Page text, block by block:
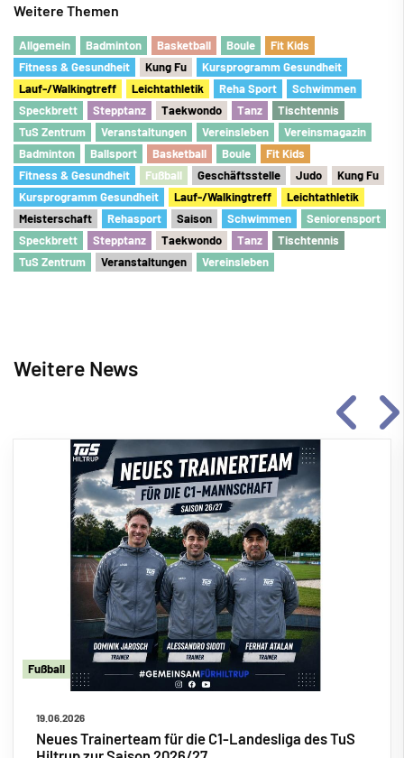
Weitere Themen
Allgemein Badminton Basketball Boule
Fit Kids
Fitness & Gesundheit
Kung Fu
Kursprogramm Gesundheit
Lauf-/Walkingtreff
Leichtathletik Reha Sport
Schwimmen
Speckbrett
Stepptanz Taekwondo Tanz
Tischtennis
TuS Zentrum
Veranstaltungen Vereinsleben
Vereinsmagazin
Badminton
Ballsport Basketball Boule
Fit Kids
Fitness & Gesundheit
Fußball Geschäftsstelle Judo
Kung Fu
Kursprogramm Gesundheit
Lauf-/Walkingtreff
Leichtathletik
Meisterschaft
Rehasport Saison Schwimmen
Seniorensport
Speckbrett
Stepptanz Taekwondo Tanz
Tischtennis
TuS Zentrum
Veranstaltungen Vereinsleben
Weitere News
Fußball
19.06.2026
Neues Trainerteam für die C1-Landesliga des TuS